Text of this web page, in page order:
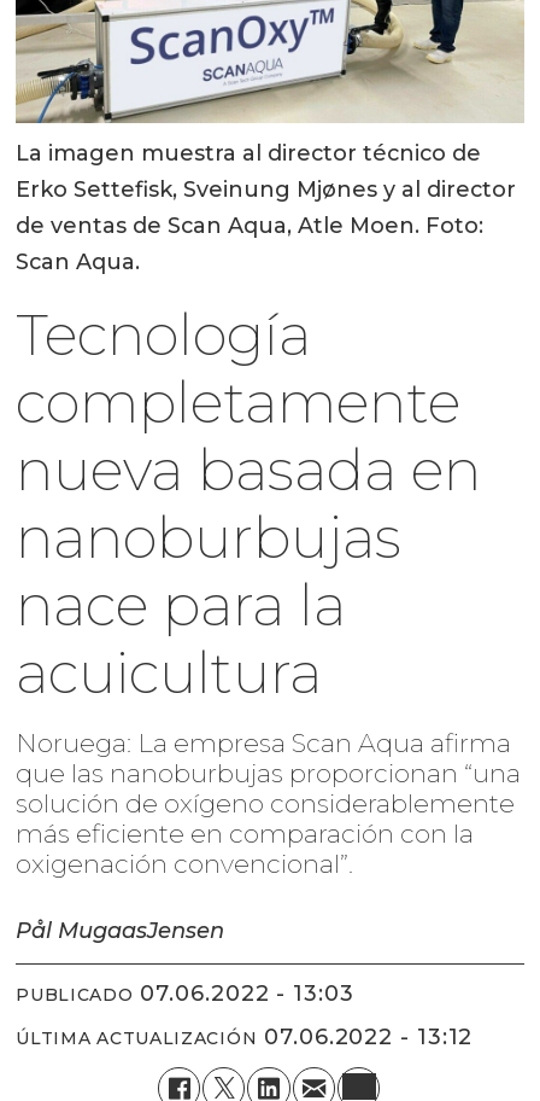
La imagen muestra al director técnico de
Erko Settefisk, Sveinung Mjønes y al director
de ventas de Scan Aqua, Atle Moen. Foto:
Scan Aqua.
Tecnología
completamente
nueva basada en
nanoburbujas
nace para la
acuicultura
Noruega: La empresa Scan Aqua afirma
que las nanoburbujas proporcionan “una
solución de oxígeno considerablemente
más eficiente en comparación con la
oxigenación convencional”.
Pål MugaasJensen
PUBLICADO 07.06.2022 - 13:03
ÚLTIMA ACTUALIZACIÓN 07.06.2022 - 13:12